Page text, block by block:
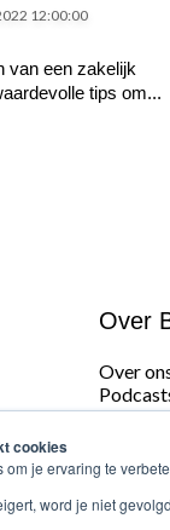
cookies
om je ervaring te
word je niet
12:00:00
van een zakelijk
tips om...
Over
Over